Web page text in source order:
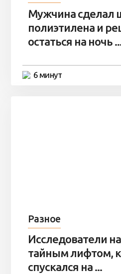
Мужчина сделал
полиэтилена и
остаться на ночь
6 минут
Разное
Исследователи
тайным лифтом,
спускался на ...